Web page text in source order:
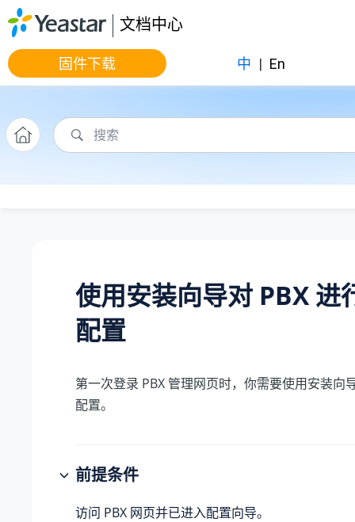
跳转到主要内容
文档中心
固件下载 中 | En
使用安装向导对 PBX 进
配置
第一次登录 PBX 管理网页时，你需要使用安装向
配置。
前提条件
访问 PBX 网页并已进入配置向导。